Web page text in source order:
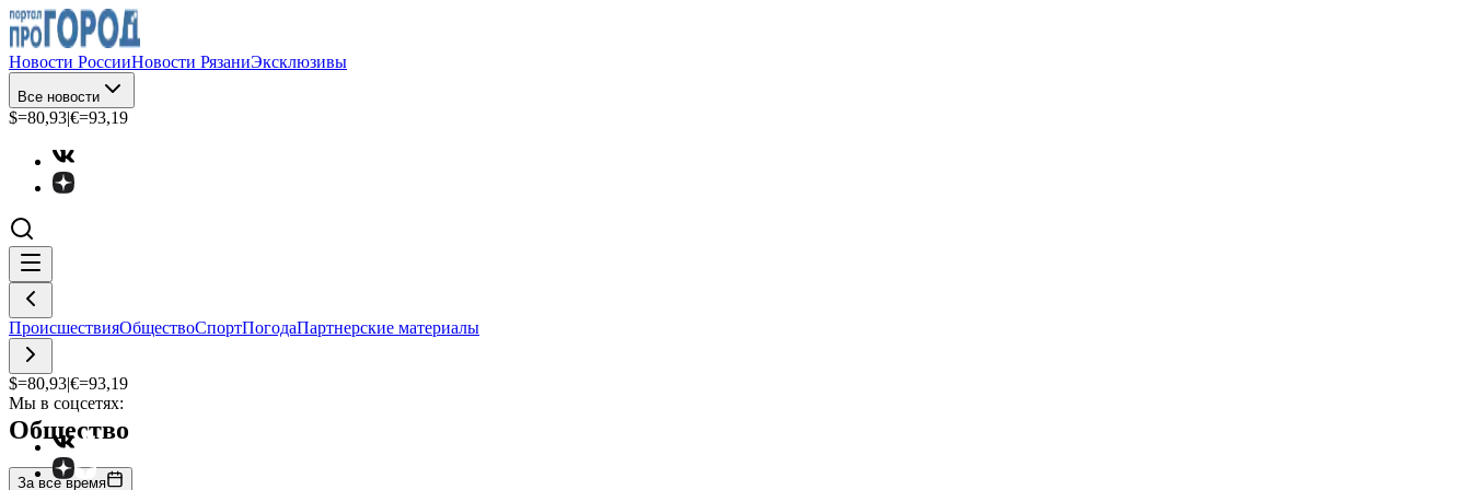
Новости РоссииНовости РязаниЭксклюзивы
Все новости
$=80,93|€=93,19
ПроисшествияОбществоСпортПогодаПартнерские материалы
$=80,93|€=93,19
Мы в соцсетях:
Общество
За все время